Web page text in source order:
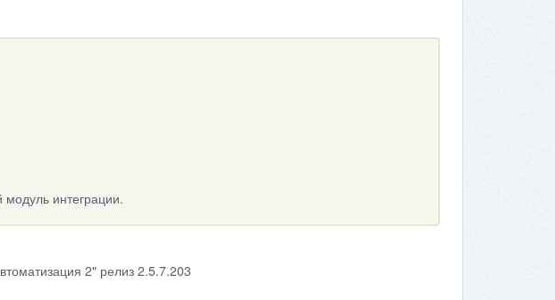
интеграции.
2" релиз 2.5.7.203